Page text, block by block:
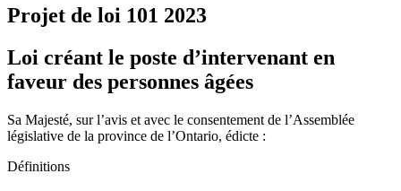
Projet de loi 101 2023
Loi créant le poste d’intervenant en
faveur des personnes âgées
Sa Majesté, sur l’avis et avec le consentement de l’Assemblée
législative de la province de l’Ontario, édicte :
Définitions